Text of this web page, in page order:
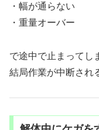
・幅が通らない
・重量オーバー
で途中で止まってし
結局作業が中断され